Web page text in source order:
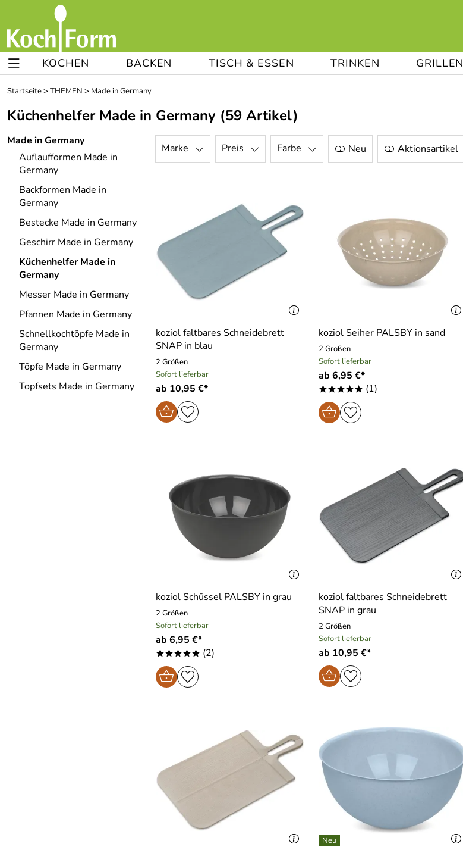
KOCHEN BACKEN TISCH & ESSEN TRINKEN GRILLEN
Startseite> THEMEN > Made in Germany
Küchenhelfer Made in Germany (59 Artikel)
Made in Germany
Auflaufformen Made in
Germany
Backformen Made in
Germany
Bestecke Made in Germany
Geschirr Made in Germany
Küchenhelfer Made in
Germany
Messer Made in Germany
Pfannen Made in Germany
Schnellkochtöpfe Made in
Germany
Töpfe Made in Germany
Topfsets Made in Germany
Marke Preis Farbe Neu Aktionsartikel
koziol faltbares Schneidebrett
SNAP in blau
2 Größen
Sofort lieferbar
ab 10,95 €*
koziol Seiher PALSBY in sand
2 Größen
Sofort lieferbar
ab 6,95 €*
***** (1)
koziol Schüssel PALSBY in grau
2 Größen
Sofort lieferbar
ab 6,95 €*
***** (2)
koziol faltbares Schneidebrett
SNAP in grau
2 Größen
Sofort lieferbar
ab 10,95 €*